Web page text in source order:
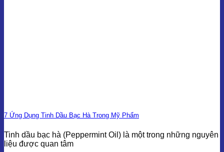
7 Ứng Dụng Tinh Dầu Bạc Hà Trong Mỹ Phẩm
Tinh dầu bạc hà (Peppermint Oil) là một trong những nguyên
liệu được quan tâm